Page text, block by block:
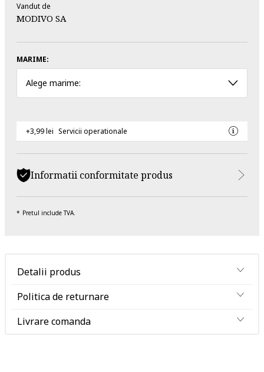
Vandut de
MODIVO SA
MARIME:
Alege marime:
+3,99 lei Servicii operationale
Informatii conformitate produs
Pretul include TVA.
Detalii produs
Politica de returnare
Livrare comanda